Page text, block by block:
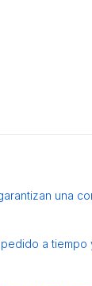
una
a tiempo